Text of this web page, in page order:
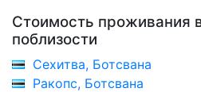
Стоимость проживания
поблизости
Сехитва, Ботсвана
Ракопс, Ботсвана